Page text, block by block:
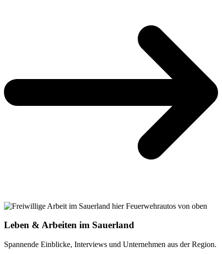
Leben & Arbeiten im Sauerland
Spannende Einblicke, Interviews und Unternehmen aus der Region.